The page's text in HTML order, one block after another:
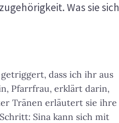
Was sie sich
getriggert, dass ich ihr aus
Pfarrfrau, erklärt darin,
Tränen erläutert sie ihre
Sina kann sich mit